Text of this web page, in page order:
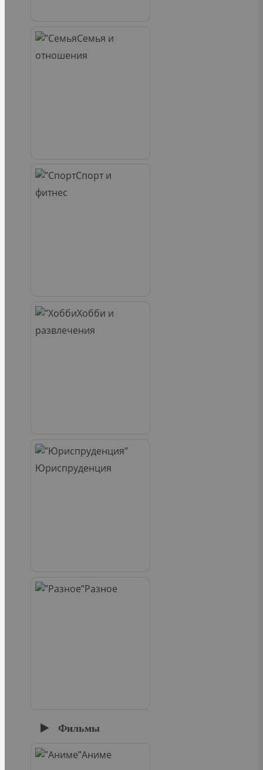
Семья и
отношения
Спорт и
фитнес
Хобби и
развлечения
Юриспруденция
Разное
Фильмы
Аниме